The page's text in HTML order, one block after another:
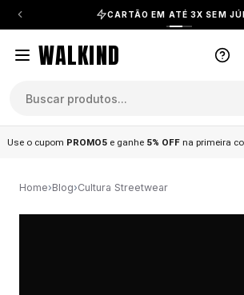
CARTÃO EM ATÉ 3X SEM
WALKIND
Use o cupom PROMO5 e ganhe 5% OFF na primeira
Home›Blog›Cultura Streetwear